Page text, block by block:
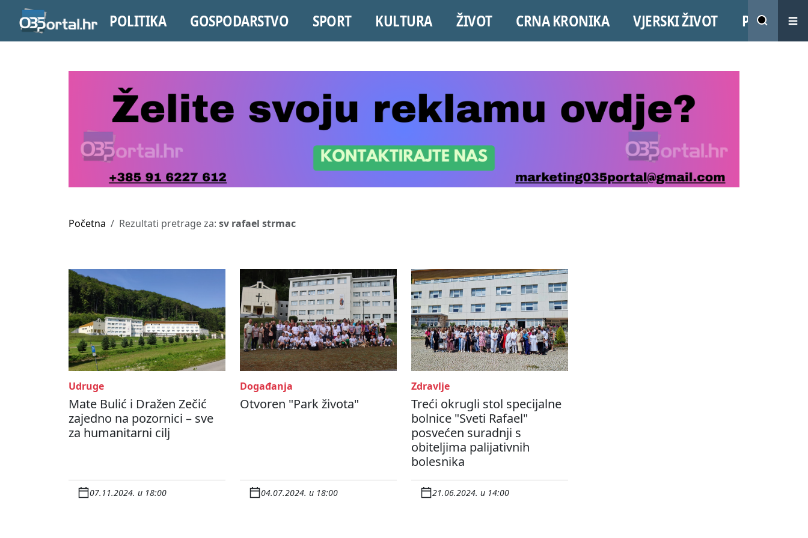
POLITIKA GOSPODARSTVO SPORT KULTURA ŽIVOT CRNA KRONIKA VJERSKI ŽIVOT PROMO
Početna Rezultati pretrage za: sv rafael strmac
Udruge
Mate Bulić i Dražen Zečić
zajedno na pozornici – sve
za humanitarni cilj
07.11.2024. u 18:00
Događanja
Otvoren "Park života"
04.07.2024. u 18:00
Zdravlje
Treći okrugli stol specijalne
bolnice "Sveti Rafael"
posvećen suradnji s
obiteljima palijativnih
bolesnika
21.06.2024. u 14:00